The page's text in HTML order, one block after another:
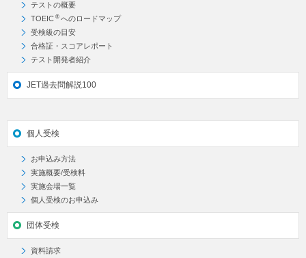
テストの概要
TOEIC ® へのロードマップ
受検級の目安
合格証・スコアレポート
テスト開発者紹介
JET過去問解説100
個人受検
お申込み方法
実施概要/受検料
実施会場一覧
個人受検のお申込み
団体受検
資料請求